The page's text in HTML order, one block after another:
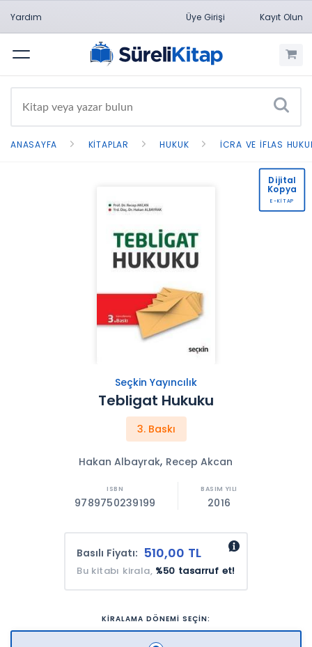
Yardım Üye Girişi Kayıt Olun
Menü
ANASAYFA KITAPLAR HUKUK İCRA VE İFLAS
Seçkin Yayıncılık
Tebligat Hukuku
3. Baskı
Hakan Albayrak, Recep Akcan
9789750239199 2016
Basılı Fiyatı: 510,00 TL
Bu kitabı kirala, %50 tasarruf et!
KİRALAMA DÖNEMİ SEÇİN:
Dijital
Kopya
E-KİTAP